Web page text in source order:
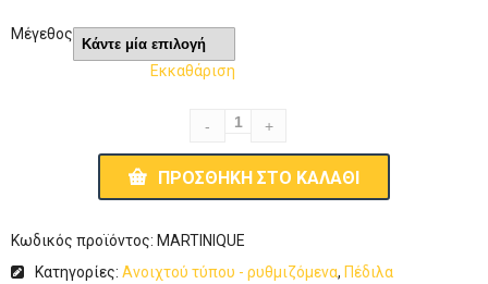
Μέγεθος
Εκκαθάριση
ΠΡΟΣΘΉΚΗ ΣΤΟ ΚΑΛΆΘΙ
Κωδικός προϊόντος: MARTINIQUE
Κατηγορίες: Ανοιχτού τύπου - ρυθμιζόμενα, Πέδιλα